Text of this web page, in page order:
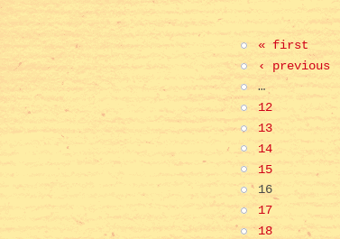
« first
‹ previous
…
12
13
14
15
16
17
18